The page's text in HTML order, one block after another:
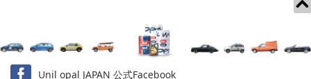
Unil opal JAPAN 公式Facebook